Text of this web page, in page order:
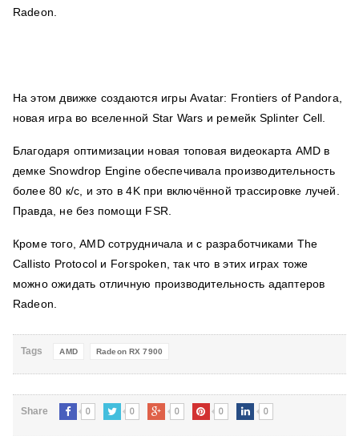
Radeon.
На этом движке создаются игры Avatar: Frontiers of Pandora,
новая игра во вселенной Star Wars и ремейк Splinter Cell.
Благодаря оптимизации новая топовая видеокарта AMD в
демке Snowdrop Engine обеспечивала производительность
более 80 к/с, и это в 4K при включённой трассировке лучей.
Правда, не без помощи FSR.
Кроме того, AMD сотрудничала и с разработчиками The
Callisto Protocol и Forspoken, так что в этих играх тоже
можно ожидать отличную производительность адаптеров
Radeon.
Tags AMD Radeon RX 7900
Share 0 0 0 0 0